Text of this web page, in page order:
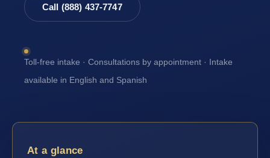
Call (888) 437-7747
Toll-free intake · Consultations by appointment · Intake
available in English and Spanish
At a glance